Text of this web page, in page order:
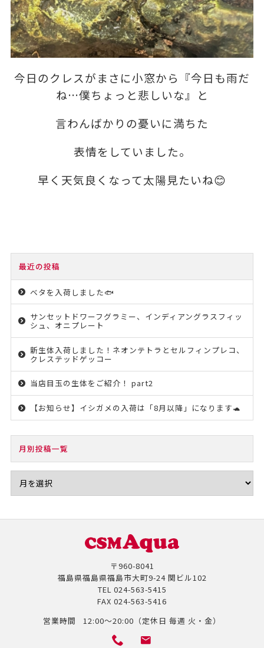
今日のクレスがまさに小窓から『今日も雨だ
ね…僕ちょっと悲しいな』と
言わんばかりの憂いに満ちた
表情をしていました。
早く天気良くなって太陽見たいね😊
最近の投稿
ベタを入荷しました🐟
サンセットドワーフグラミー、インディアングラスフィッ
シュ、オニプレート
新生体入荷しました！ネオンテトラとセルフィンプレコ、
クレステッドゲッコー
当店目玉の生体をご紹介！ part2
【お知らせ】イシガメの入荷は「8月以降」になります🐢
月別投稿一覧
〒960-8041
福島県福島県福島市大町9-24 関ビル102
TEL 024-563-5415
FAX 024-563-5416
営業時間
12:00～20:00（定休日 毎週 火・金）